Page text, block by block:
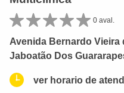
0 aval.
Avenida Bernardo Vieira
Jaboatão Dos
ver horario de